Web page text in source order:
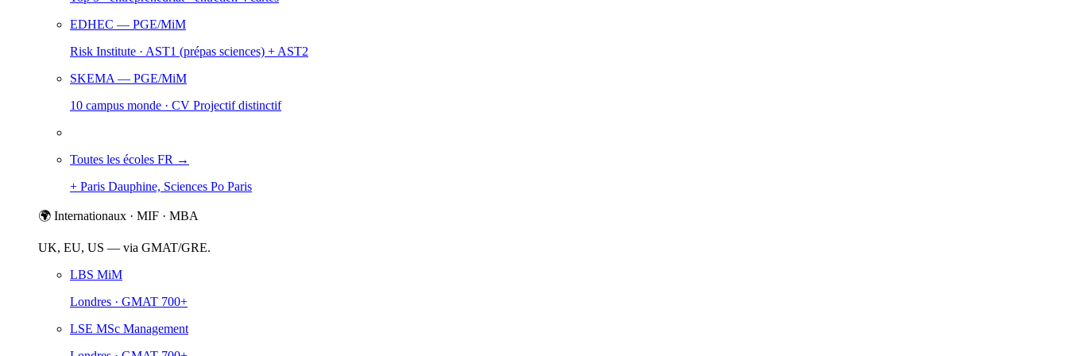
EDHEC — PGE/MiM
Risk Institute · AST1 (prépas sciences) + AST2
SKEMA — PGE/MiM
10 campus monde · CV Projectif distinctif
Toutes les écoles FR →
+ Paris Dauphine, Sciences Po Paris
🌍 Internationaux · MIF · MBA
UK, EU, US — via GMAT/GRE.
LBS MiM
Londres · GMAT 700+
LSE MSc Management